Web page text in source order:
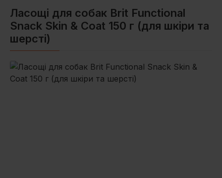
Ласощі для собак Brit Functional
Snack Skin & Coat 150 г (для шкіри та
шерсті)